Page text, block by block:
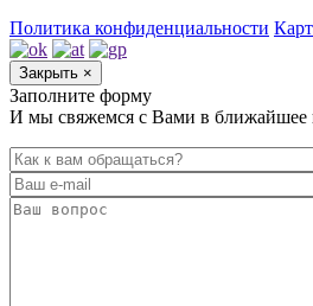
Политика конфиденциальности
Закрыть ×
Заполните форму
И мы свяжемся с Вами в ближайшее